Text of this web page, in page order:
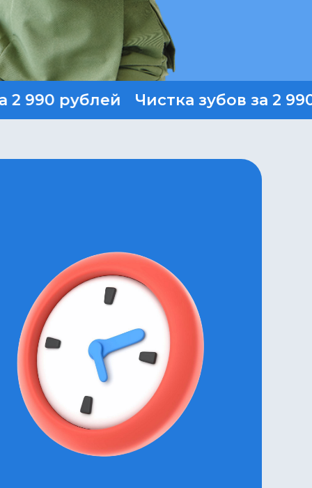
рублей Чистка зубов за 2 990